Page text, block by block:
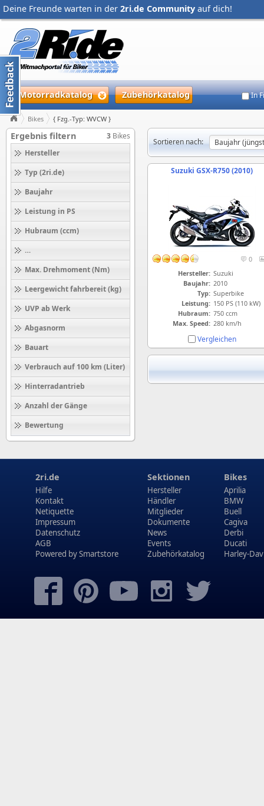
Deine Freunde warten in der 2ri.de Community auf dich!
Motorradkatalog Zubehörkatalog In
Bikes { Fzg.-Typ: WVCW }
Ergebnis filtern 3 Bikes
Hersteller
Typ (2ri.de)
Baujahr
Leistung in PS
Hubraum (ccm)
Höchstgeschwindigkeit (km/h)
Max. Drehmoment (Nm)
Leergewicht fahrbereit (kg)
UVP ab Werk
Abgasnorm
Bauart
Verbrauch auf 100 km (Liter)
Hinterradantrieb
Anzahl der Gänge
Bewertung
Sortieren nach:
Suzuki GSX-R750 (2010)
0
Hersteller: Suzuki
Baujahr: 2010
Typ: Superbike
Leistung: 150 PS (110 kW)
Hubraum: 750 ccm
Max. Speed: 280 km/h
Vergleichen
2ri.de
Hilfe
Kontakt
Netiquette
Impressum
Datenschutz
AGB
Powered bySmartstore
Sektionen
Hersteller
Händler
Mitglieder
Dokumente
News
Events
Zubehörkatalog
Bikes
Aprilia
BMW
Buell
Cagiva
Derbi
Ducati
Harley-